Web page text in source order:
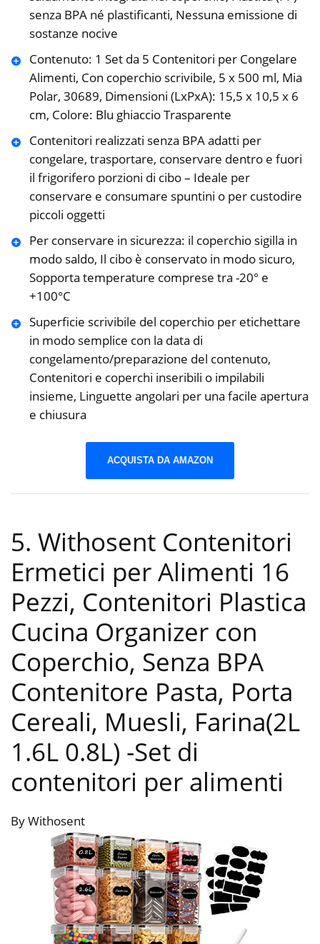
senza BPA né plastificanti, Nessuna emissione di
sostanze nocive
Contenuto: 1 Set da 5 Contenitori per Congelare
Alimenti, Con coperchio scrivibile, 5 x 500 ml, Mia
Polar, 30689, Dimensioni (LxPxA): 15,5 x 10,5 x 6
cm, Colore: Blu ghiaccio Trasparente
Contenitori realizzati senza BPA adatti per
congelare, trasportare, conservare dentro e fuori
il frigorifero porzioni di cibo – Ideale per
conservare e consumare spuntini o per custodire
piccoli oggetti
Per conservare in sicurezza: il coperchio sigilla in
modo saldo, Il cibo è conservato in modo sicuro,
Sopporta temperature comprese tra -20° e
+100°C
Superficie scrivibile del coperchio per etichettare
in modo semplice con la data di
congelamento/preparazione del contenuto,
Contenitori e coperchi inseribili o impilabili
insieme, Linguette angolari per una facile apertura
e chiusura
ACQUISTA DA AMAZON
5. Withosent Contenitori
Ermetici per Alimenti 16
Pezzi, Contenitori Plastica
Cucina Organizer con
Coperchio, Senza BPA
Contenitore Pasta, Porta
Cereali, Muesli, Farina(2L
1.6L 0.8L) -Set di
contenitori per alimenti
By Withosent